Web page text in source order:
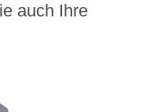
auch Ihre